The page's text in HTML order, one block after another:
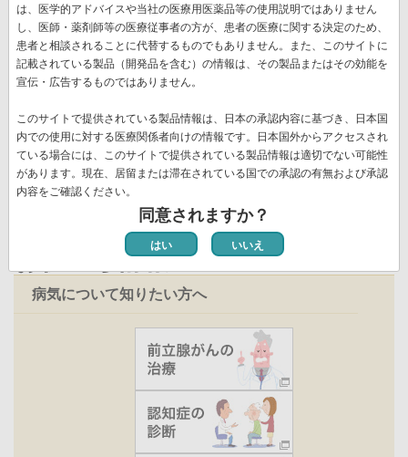
当社テレビ出演のお知らせ(PDF)
ペ
ー
ジ
送
り
先
頭
ー
ジ
« 最初
前
ペ
ジ
‹‹
ペ
ー
12
ペ
ー
13
ペ
ー
14
ペ
ー
15
カ
レ
ト
ペ
ー
ジ
16
ペ
ー
17
ペ
ジ
18
ペ
ジ
19
ペ
ジ
20
次
ー
ジ
››
ペ
ー
ジ
新着情報一覧
お役立ち情報
病気について知りたい方へ
は、医学的アドバイスや当社の医療用医薬品等の使用説明ではありません
し、医師・薬剤師等の医療従事者の方が、患者の医療に関する決定のため、
患者と相談されることに代替するものでもありません。また、このサイトに
記載されている製品（開発品を含む）の情報は、その製品またはその効能を
宣伝・広告するものではありません。
このサイトで提供されている製品情報は、日本の承認内容に基づき、日本国
内での使用に対する医療関係者向けの情報です。日本国外からアクセスされ
ている場合には、このサイトで提供されている製品情報は適切でない可能性
があります。現在、居留または滞在されている国での承認の有無および承認
内容をご確認ください。
同意されますか？
はい いいえ